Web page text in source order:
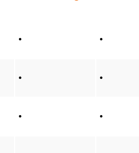
der Erstellung eines